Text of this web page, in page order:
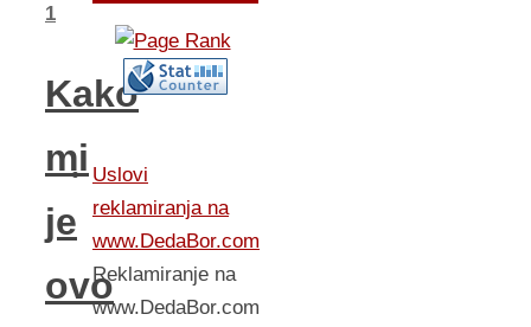
1
Kako
mi
je
ovo
Uslovi
reklamiranja na
www.DedaBor.com
Reklamiranje na
www.DedaBor.com